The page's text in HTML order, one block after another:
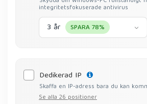
integritetsfokuserade antivirus
3 år SPARA 78%
Dedikerad IP
Skaffa en IP-adress bara du kan
Se alla 26 positioner